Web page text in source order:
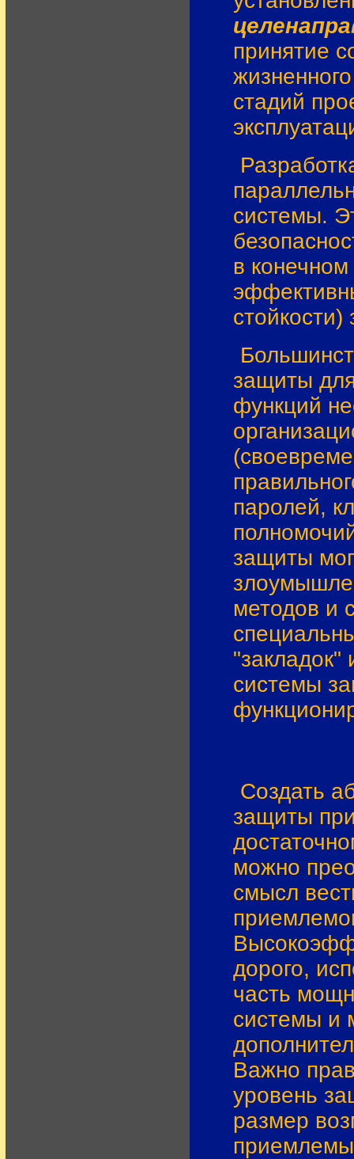
принятие
стадий
системы.
в
защиты
функций
паролей,
защиты
методов и
"закладок"
системы
Создать
защиты
можно
смысл
дорого,
часть
системы и
Важно
уровень
размер